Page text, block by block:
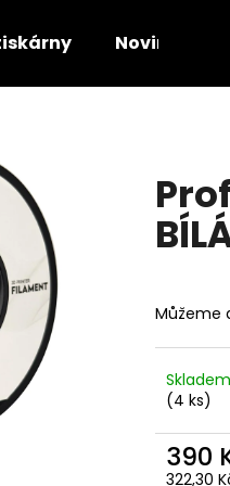
Novinky
Můžeme
Skladem
(4 ks)
390
322,30
HLEDAT